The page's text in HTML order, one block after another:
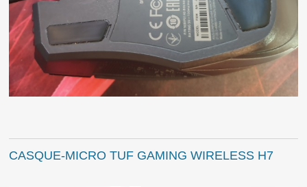
CASQUE-MICRO TUF GAMING WIRELESS H7